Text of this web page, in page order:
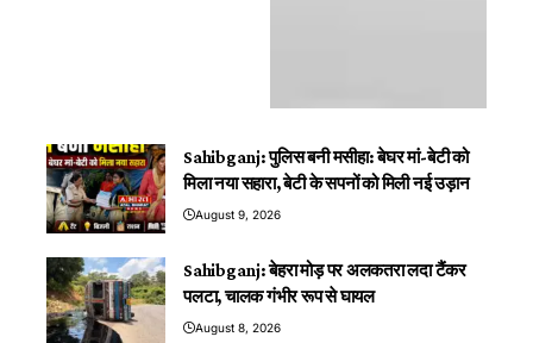
Sahibganj: पुलिस बनी मसीहा: बेघर मां-बेटी को
मिला नया सहारा, बेटी के सपनों को मिली नई उड़ान
August 9, 2026
Sahibganj: बेहरा मोड़ पर अलकतरा लदा टैंकर
पलटा, चालक गंभीर रूप से घायल
August 8, 2026